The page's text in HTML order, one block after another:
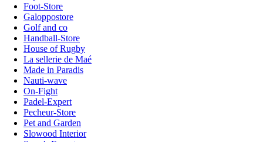
Foot-Store
Galoppostore
Golf and co
Handball-Store
House of Rugby
La sellerie de Maé
Made in Paradis
Nauti-wave
On-Fight
Padel-Expert
Pecheur-Store
Pet and Garden
Slowood Interior